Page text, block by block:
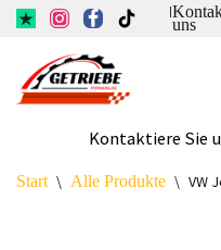
Inhalt
springen
|
uns
Kontaktiere Sie
Start \ Alle Produkte \ VW